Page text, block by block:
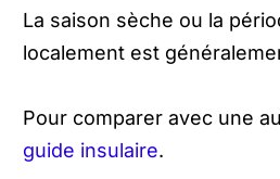
La saison sèche ou la
localement est
Pour comparer avec une
guide insulaire.